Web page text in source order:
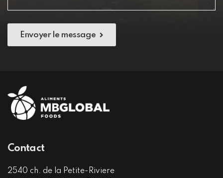
Envoyer le message
Contact
2540 ch. de la Petite-Riviere